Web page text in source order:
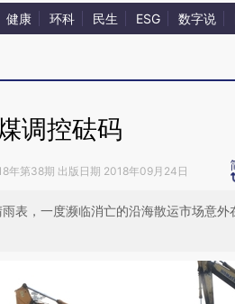
健康 环科 民生 ESG 数字说
调控砝码
年第38期 出版日期 2018年09月24日
表，一度濒临消亡的沿海散运市场意外